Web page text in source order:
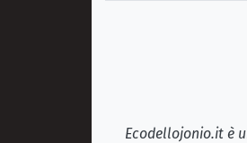
Ecodellojonio.it è